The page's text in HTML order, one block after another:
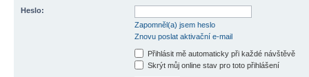
Heslo:
Zapomněl(a) jsem heslo
Znovu poslat aktivační e-mail
Přihlásit mě automaticky při každé návštěvě
Skrýt můj online stav pro toto přihlášení